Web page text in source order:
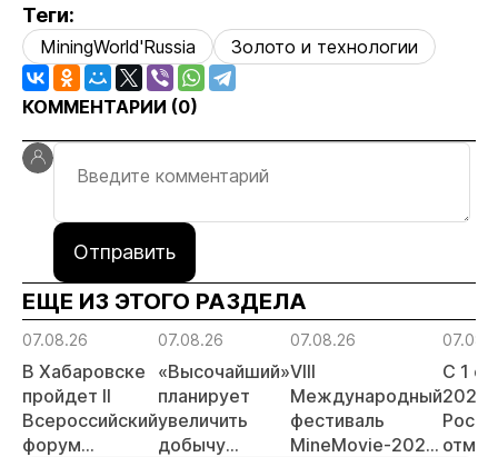
Теги:
MiningWorld'Russia Золото и технологии
КОММЕНТАРИИ (0)
Отправить
ЕЩЕ ИЗ ЭТОГО РАЗДЕЛА
07.08.26
В Хабаровске
пройдет II
Всероссийский
форум
07.08.26
«Высочайший»
планирует
увеличить
добычу
07.08.26
VIII
Международный
фестиваль
MineMovie-2026
С 1
2026